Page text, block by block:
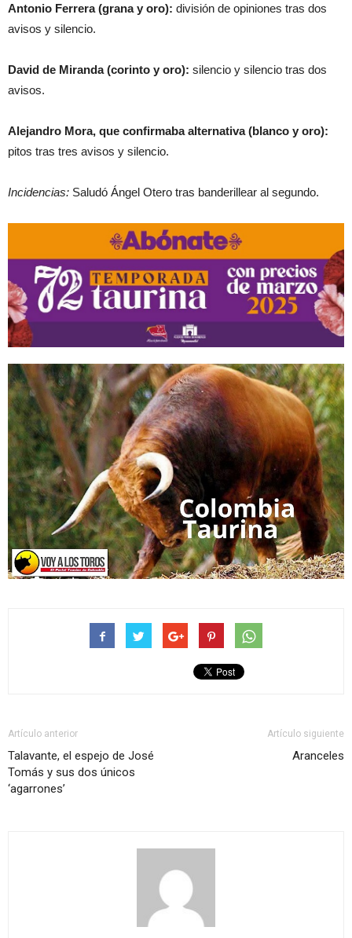
Antonio Ferrera (grana y oro): división de opiniones tras dos
avisos y silencio.
David de Miranda (corinto y oro): silencio y silencio tras dos
avisos.
Alejandro Mora, que confirmaba alternativa (blanco y oro):
pitos tras tres avisos y silencio.
Incidencias: Saludó Ángel Otero tras banderillear al segundo.
Artículo anterior
Talavante, el espejo de José
Tomás y sus dos únicos
‘agarrones’
Artículo siguiente
Aranceles